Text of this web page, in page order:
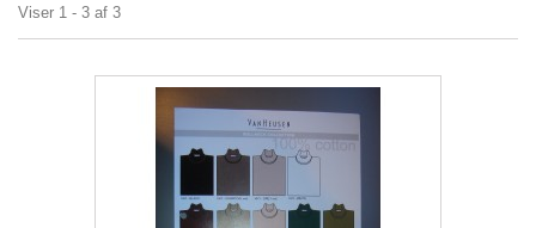
Viser 1 - 3 af 3